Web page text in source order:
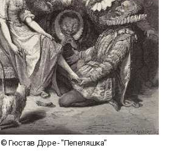
© Гюстав Доре - "Пепеляшка"